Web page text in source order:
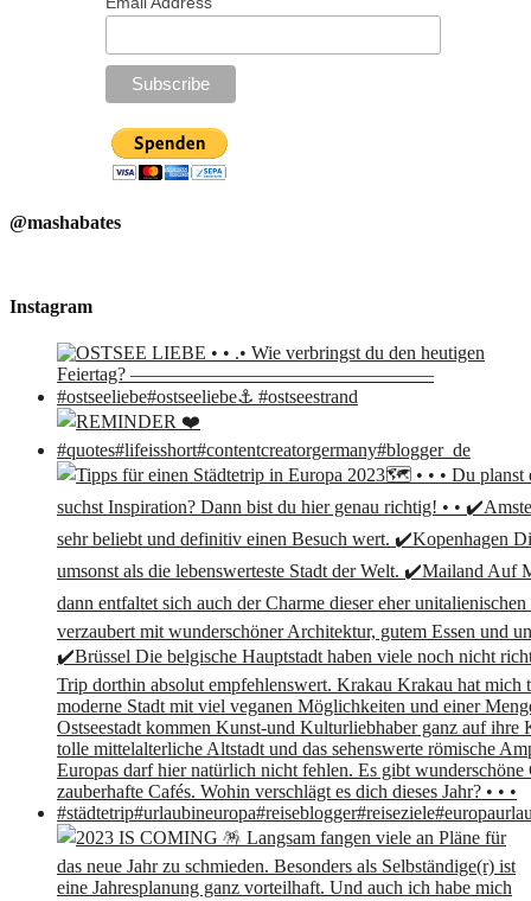
@mashabates
Instagram